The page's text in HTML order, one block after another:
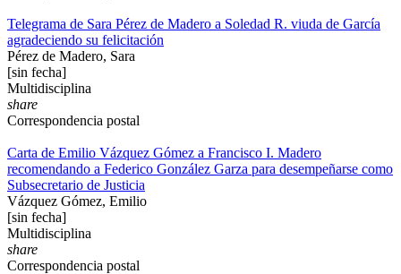
Telegrama de Sara Pérez de Madero a Soledad R. viuda de García
agradeciendo su felicitación
Pérez de Madero, Sara
[sin fecha]
Multidisciplina
share
Correspondencia postal
Carta de Emilio Vázquez Gómez a Francisco I. Madero
recomendando a Federico González Garza para desempeñarse como
Subsecretario de Justicia
Vázquez Gómez, Emilio
[sin fecha]
Multidisciplina
share
Correspondencia postal